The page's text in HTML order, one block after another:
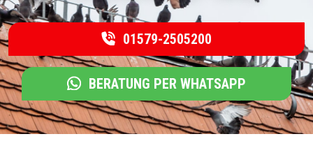
01579-2505200
BERATUNG PER WHATSAPP